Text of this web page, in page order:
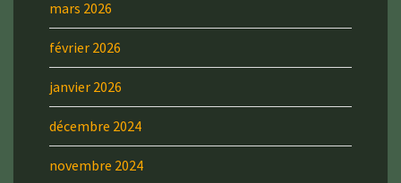
mars 2026
février 2026
janvier 2026
décembre 2024
novembre 2024